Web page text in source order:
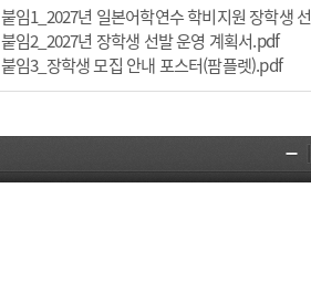
붙임1_2027년 일본어학연수 학비지원 장학생
붙임2_2027년 장학생 선발 운영 계획서.pdf파일
붙임3_장학생 모집 안내 포스터(팜플렛).pdf파